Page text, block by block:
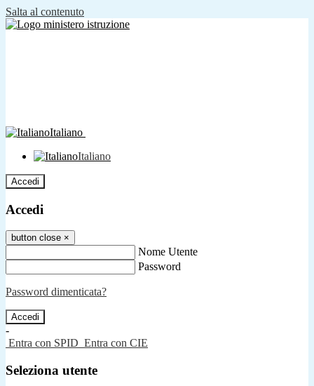
Salta al contenuto
Italiano
Italiano
Accedi
Accedi
button close ×
Nome Utente
Password
Password dimenticata?
-
Entra con SPID Entra con CIE
Seleziona utente